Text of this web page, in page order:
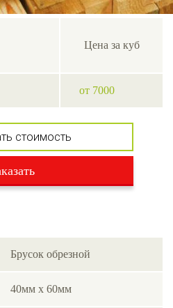
Цена за куб
от 7000
стоимость
Брусок обрезной
40мм x 60мм